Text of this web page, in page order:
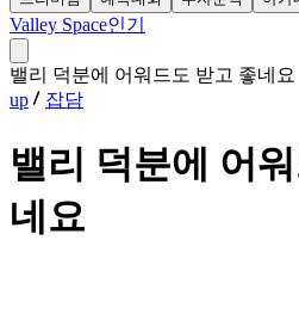
Valley Space인기
밸리 덕분에 어워드도 받고 좋네요
up
잡담
밸리 덕분에 어
네요